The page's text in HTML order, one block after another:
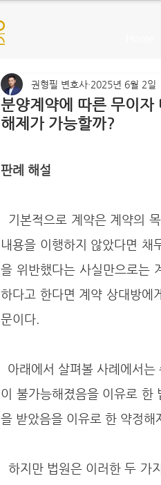
분양계약에 따른 무이자
해제가 가능할까?
권형필 변호사 2025년 6월 2일
판례 해설
내용을 이행하지 않았다면 채
을 위반했다는 사실만으로는
하다고 한다면 계약 상대방에
문이다.
이 불가능해졌음을 이유로 한
을 받았음을 이유로 한 약정해
하지만 법원은 이러한 두 가